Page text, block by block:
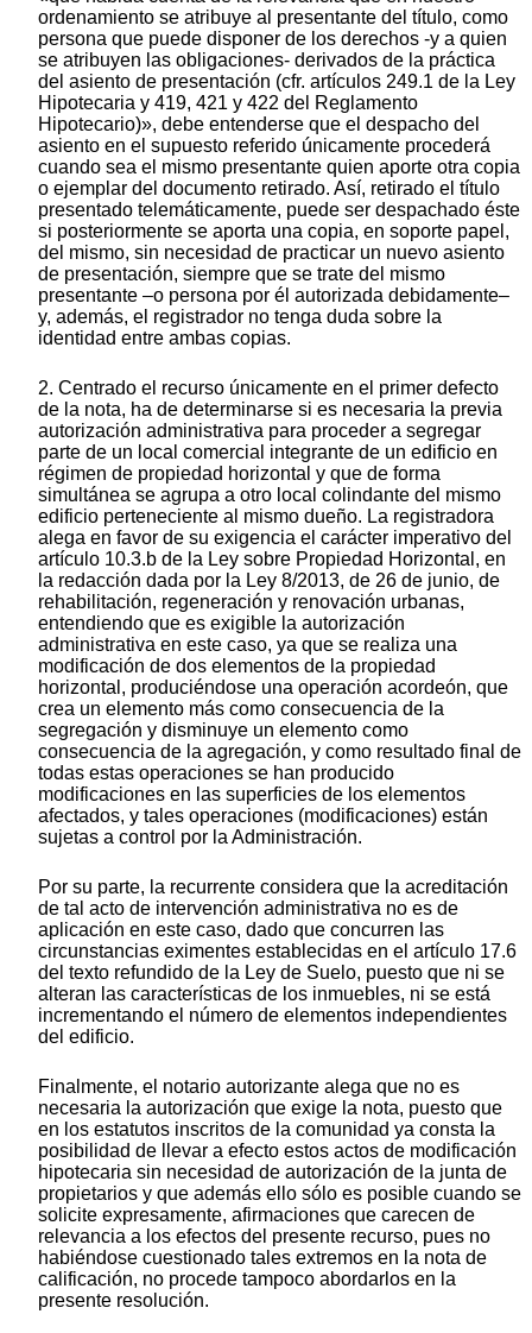
ordenamiento se atribuye al presentante del título, como
persona que puede disponer de los derechos -y a quien
se atribuyen las obligaciones- derivados de la práctica
del asiento de presentación (cfr. artículos 249.1 de la Ley
Hipotecaria y 419, 421 y 422 del Reglamento
Hipotecario)», debe entenderse que el despacho del
asiento en el supuesto referido únicamente procederá
cuando sea el mismo presentante quien aporte otra copia
o ejemplar del documento retirado. Así, retirado el título
presentado telemáticamente, puede ser despachado éste
si posteriormente se aporta una copia, en soporte papel,
del mismo, sin necesidad de practicar un nuevo asiento
de presentación, siempre que se trate del mismo
presentante –o persona por él autorizada debidamente–
y, además, el registrador no tenga duda sobre la
identidad entre ambas copias.
2. Centrado el recurso únicamente en el primer defecto
de la nota, ha de determinarse si es necesaria la previa
autorización administrativa para proceder a segregar
parte de un local comercial integrante de un edificio en
régimen de propiedad horizontal y que de forma
simultánea se agrupa a otro local colindante del mismo
edificio perteneciente al mismo dueño. La registradora
alega en favor de su exigencia el carácter imperativo del
artículo 10.3.b de la Ley sobre Propiedad Horizontal, en
la redacción dada por la Ley 8/2013, de 26 de junio, de
rehabilitación, regeneración y renovación urbanas,
entendiendo que es exigible la autorización
administrativa en este caso, ya que se realiza una
modificación de dos elementos de la propiedad
horizontal, produciéndose una operación acordeón, que
crea un elemento más como consecuencia de la
segregación y disminuye un elemento como
consecuencia de la agregación, y como resultado final de
todas estas operaciones se han producido
modificaciones en las superficies de los elementos
afectados, y tales operaciones (modificaciones) están
sujetas a control por la Administración.
Por su parte, la recurrente considera que la acreditación
de tal acto de intervención administrativa no es de
aplicación en este caso, dado que concurren las
circunstancias eximentes establecidas en el artículo 17.6
del texto refundido de la Ley de Suelo, puesto que ni se
alteran las características de los inmuebles, ni se está
incrementando el número de elementos independientes
del edificio.
Finalmente, el notario autorizante alega que no es
necesaria la autorización que exige la nota, puesto que
en los estatutos inscritos de la comunidad ya consta la
posibilidad de llevar a efecto estos actos de modificación
hipotecaria sin necesidad de autorización de la junta de
propietarios y que además ello sólo es posible cuando se
solicite expresamente, afirmaciones que carecen de
relevancia a los efectos del presente recurso, pues no
habiéndose cuestionado tales extremos en la nota de
calificación, no procede tampoco abordarlos en la
presente resolución.